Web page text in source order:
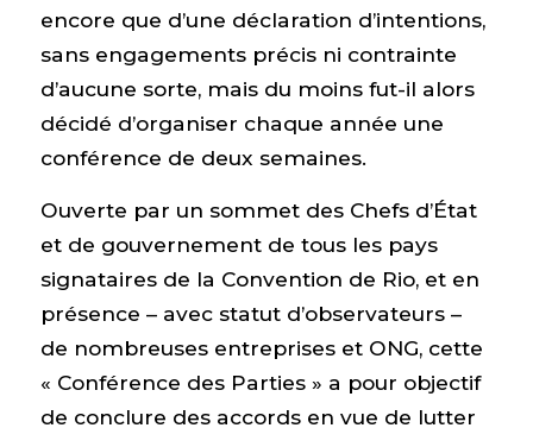
encore que d’une déclaration d’intentions,
sans engagements précis ni contrainte
d’aucune sorte, mais du moins fut-il alors
décidé d’organiser chaque année une
conférence de deux semaines.
Ouverte par un sommet des Chefs d’État
et de gouvernement de tous les pays
signataires de la Convention de Rio, et en
présence – avec statut d’observateurs –
de nombreuses entreprises et ONG, cette
« Conférence des Parties » a pour objectif
de conclure des accords en vue de lutter